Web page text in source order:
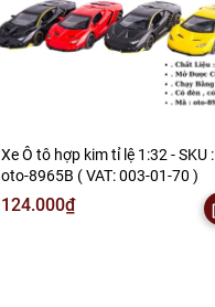
Xe Ô tô hợp kim tỉ lệ 1:32 - SKU :
oto-8965B ( VAT: 003-01-70 )
124.000₫